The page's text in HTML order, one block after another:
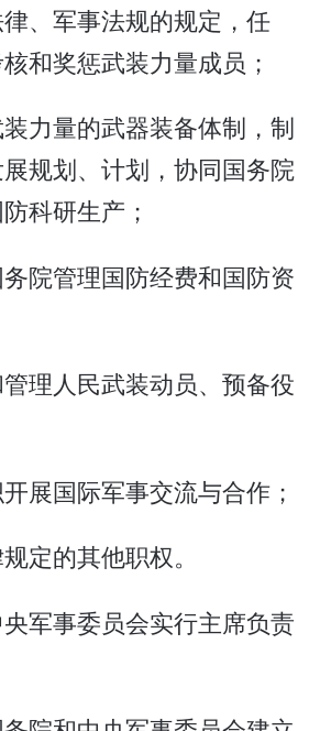
律、军事法规的规定，任
和奖惩武装力量成员；
装力量的武器装备体制，制
规划、计划，协同国务院
科研生产；
务院管理国防经费和国防资
管理人民武装动员、预备役
开展国际军事交流与合作；
定的其他职权。
军事委员会实行主席负责